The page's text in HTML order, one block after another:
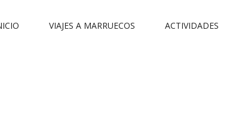
VIAJES A MARRUECOS ACTIVIDADES